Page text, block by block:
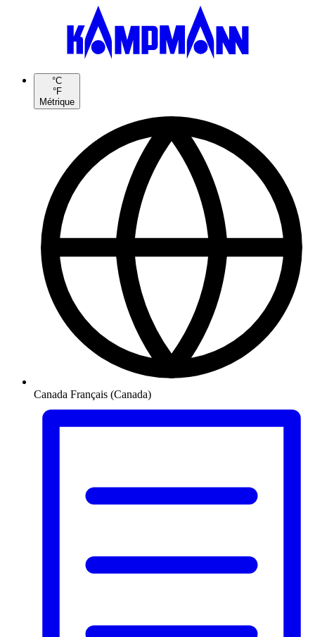
°C
°F
Métrique
Canada Français (Canada)